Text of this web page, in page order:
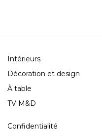
Intérieurs
Décoration et design
À table
TV M&D
Confidentialité